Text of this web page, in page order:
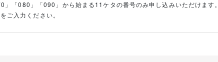
「080」「090」から始まる11ケタの番号のみ申し込みいただけます。
ご入力ください。